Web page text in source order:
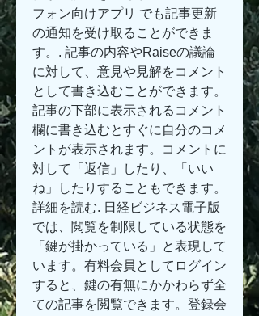
フォン向けアプリ でも記事更新
の通知を受け取ることができま
す。. 記事の内容やRaiseの議論
に対して、意見や見解をコメント
として書き込むことができます。
記事の下部に表示されるコメント
欄に書き込むとすぐに自分のコメ
ントが表示されます。コメントに
対して「返信」したり、「いい
ね」したりすることもできます。
詳細を読む. 日経ビジネス電子版
では、閲覧を制限している状態を
「鍵が掛かっている」と表現して
います。有料会員としてログイン
すると、鍵の有無にかかわらず全
ての記事を閲覧できます。登録会